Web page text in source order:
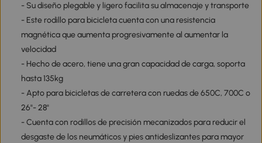
- Su diseño plegable y ligero facilita su almacenaje y transporte
- Este rodillo para bicicleta cuenta con una resistencia
magnética que aumenta progresivamente al aumentar la
velocidad
- Hecho de acero, tiene una gran capacidad de carga, soporta
hasta 135kg
- Apto para bicicletas de carretera con ruedas de 650C, 700C o
26"- 28"
- Cuenta con rodillos de precisión mecanizados para reducir el
desgaste de los neumáticos y pies antideslizantes para mayor